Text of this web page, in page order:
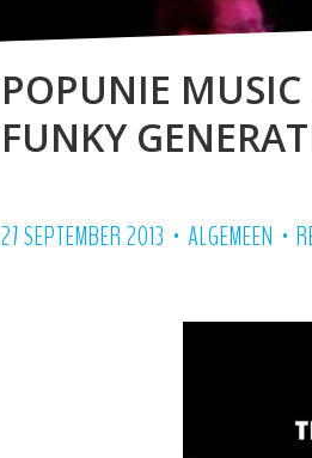
POPUNIE
FUNKY
27 SEPTEMBER 2013 • ALGEMEEN •